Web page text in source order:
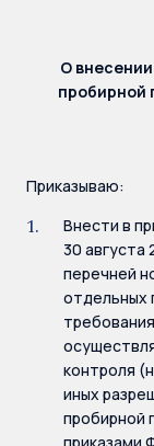
О
пробирной
Приказываю:
Внести в
30
перечней
отдельных
контроля
иных
пробирной